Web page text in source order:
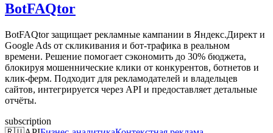
BotFAQtor
BotFAQtor защищает рекламные кампании в Яндекс.Директ и
Google Ads от скликивания и бот-трафика в реальном
времени. Решение помогает сэкономить до 30% бюджета,
блокируя мошеннические клики от конкурентов, ботнетов и
клик-ферм. Подходит для рекламодателей и владельцев
сайтов, интегрируется через API и предоставляет детальные
отчёты.
subscription